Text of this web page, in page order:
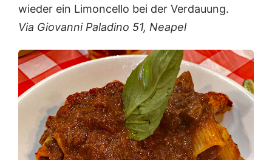
wieder ein Limoncello bei der Verdauung.
Via Giovanni Paladino 51, Neapel